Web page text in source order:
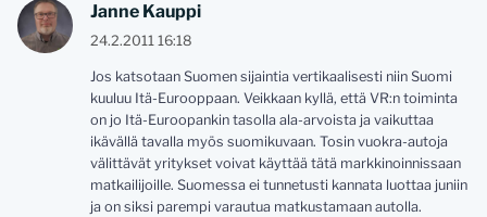
Janne Kauppi
24.2.2011 16:18
Jos katsotaan Suomen sijaintia vertikaalisesti niin Suomi
kuuluu Itä-Eurooppaan. Veikkaan kyllä, että VR:n toiminta
on jo Itä-Euroopankin tasolla ala-arvoista ja vaikuttaa
ikävällä tavalla myös suomikuvaan. Tosin vuokra-autoja
välittävät yritykset voivat käyttää tätä markkinoinnissaan
matkailijoille. Suomessa ei tunnetusti kannata luottaa juniin
ja on siksi parempi varautua matkustamaan autolla.